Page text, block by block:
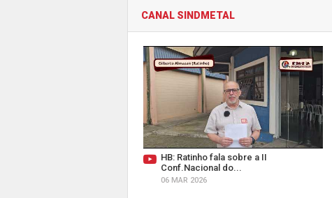
CANAL SINDMETAL
HB: Ratinho fala sobre a II
Conf.Nacional do...
06 MAR 2026